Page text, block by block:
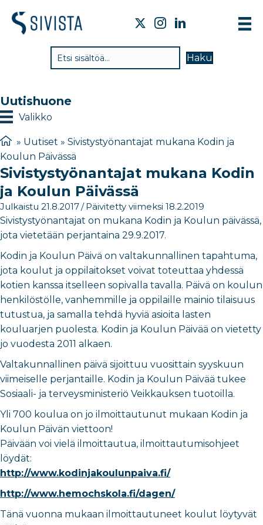
Haku
Uutishuone
Valikko
» Uutiset » Sivistystyönantajat mukana Kodin ja
Koulun Päivässä
Sivistystyönantajat mukana Kodin
ja Koulun Päivässä
Julkaistu 21.8.2017/ Päivitetty viimeksi 18.2.2019
Sivistystyönantajat on mukana Kodin ja Koulun päivässä,
jota vietetään perjantaina 29.9.2017.
Kodin ja Koulun Päivä on valtakunnallinen tapahtuma,
jota koulut ja oppilaitokset voivat toteuttaa yhdessä
kotien kanssa itselleen sopivalla tavalla. Päivä on koulun
henkilöstölle, vanhemmille ja oppilaille mainio tilaisuus
tutustua, ja samalla tehdä hyviä asioita lasten
kouluarjen puolesta. Kodin ja Koulun Päivää on vietetty
jo vuodesta 2011 alkaen.
Valtakunnallinen päivä sijoittuu vuosittain syyskuun
viimeiselle perjantaille. Kodin ja Koulun Päivää tukee
Sosiaali- ja terveysministeriö Veikkauksen tuotoilla.
Yli 700 koulua on jo ilmoittautunut mukaan Kodin ja
Koulun Päivän viettoon!
Päivään voi vielä ilmoittautua, ilmoittautumisohjeet
löydät:
http://www.kodinjakoulunpaiva.fi/
http://www.hemochskola.fi/dagen/
Tänä vuonna mukaan ilmoittautuneet koulut löytyvät